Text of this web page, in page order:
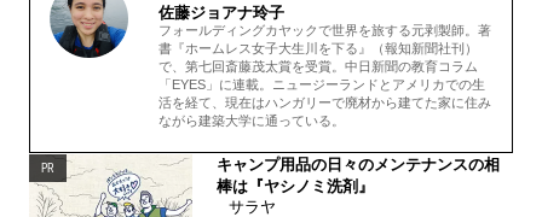
佐藤ジョアナ玲子
フォールディングカヤックで世界を旅する元剥製師。著
書『ホームレス女子大生川を下る』（報知新聞社刊）
で、第七回斎藤茂太賞を受賞。中日新聞の教育コラム
「EYES」に連載。ニュージーランドとアメリカでの生
活を経て、現在はハンガリーで廃材から建てた家に住み
ながら建築大学に通っている。
PR
キャンプ用品の日々のメンテナンスの相
棒は『ヤシノミ洗剤』
サラヤ